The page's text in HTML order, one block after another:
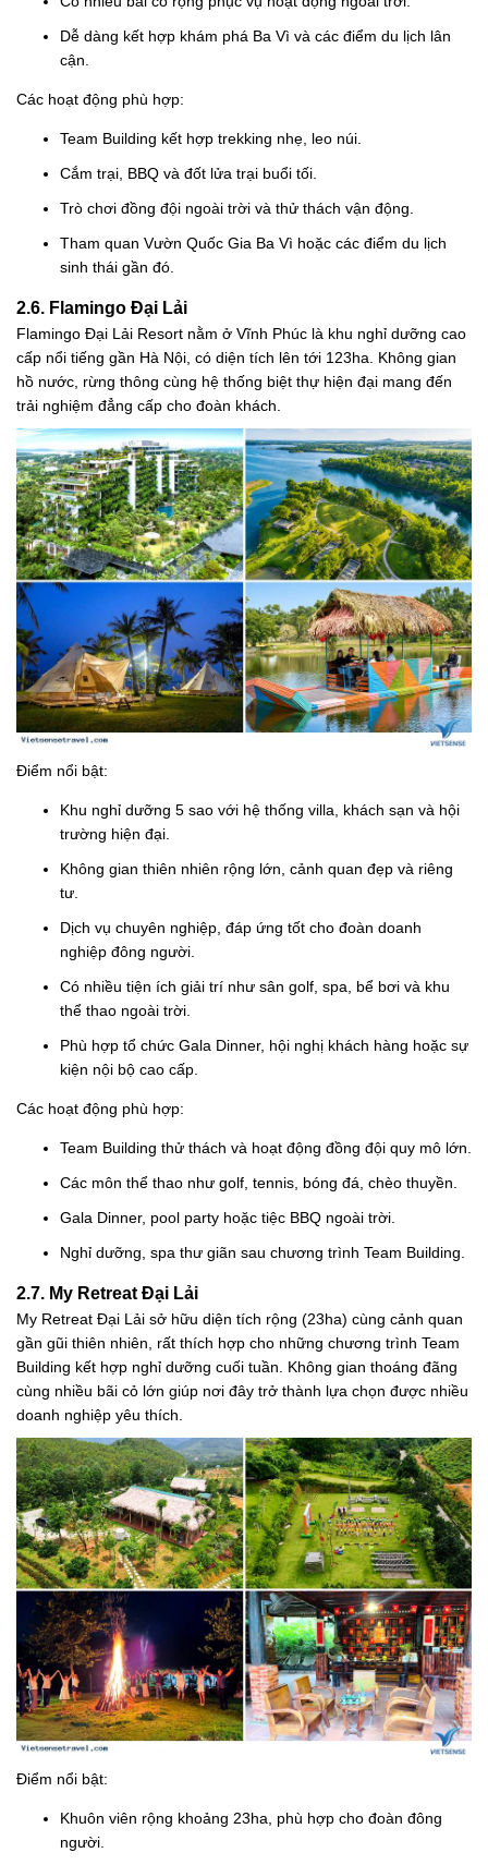
Dễ dàng kết hợp khám phá Ba Vì và các điểm du lịch lân
cận.
Các hoạt động phù hợp:
Team Building kết hợp trekking nhẹ, leo núi.
Cắm trại, BBQ và đốt lửa trại buổi tối.
Trò chơi đồng đội ngoài trời và thử thách vận động.
Tham quan Vườn Quốc Gia Ba Vì hoặc các điểm du lịch
sinh thái gần đó.
2.6. Flamingo Đại Lải
Flamingo Đại Lải Resort nằm ở Vĩnh Phúc là khu nghỉ dưỡng cao
cấp nổi tiếng gần Hà Nội, có diện tích lên tới 123ha. Không gian
hồ nước, rừng thông cùng hệ thống biệt thự hiện đại mang đến
trải nghiệm đẳng cấp cho đoàn khách.
Điểm nổi bật:
Khu nghỉ dưỡng 5 sao với hệ thống villa, khách sạn và hội
trường hiện đại.
Không gian thiên nhiên rộng lớn, cảnh quan đẹp và riêng
tư.
Dịch vụ chuyên nghiệp, đáp ứng tốt cho đoàn doanh
nghiệp đông người.
Có nhiều tiện ích giải trí như sân golf, spa, bể bơi và khu
thể thao ngoài trời.
Phù hợp tổ chức Gala Dinner, hội nghị khách hàng hoặc sự
kiện nội bộ cao cấp.
Các hoạt động phù hợp:
Team Building thử thách và hoạt động đồng đội quy mô lớn.
Các môn thể thao như golf, tennis, bóng đá, chèo thuyền.
Gala Dinner, pool party hoặc tiệc BBQ ngoài trời.
Nghỉ dưỡng, spa thư giãn sau chương trình Team Building.
2.7. My Retreat Đại Lải
My Retreat Đại Lải sở hữu diện tích rộng (23ha) cùng cảnh quan
gần gũi thiên nhiên, rất thích hợp cho những chương trình Team
Building kết hợp nghỉ dưỡng cuối tuần. Không gian thoáng đãng
cùng nhiều bãi cỏ lớn giúp nơi đây trở thành lựa chọn được nhiều
doanh nghiệp yêu thích.
Điểm nổi bật:
Khuôn viên rộng khoảng 23ha, phù hợp cho đoàn đông
người.